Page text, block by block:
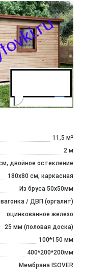
11,5 м²
2 м
двойное остекление
180х80 см, каркасная
Из бруса 50x50мм
вагонка / ДВП (оргалит)
оцинкованное железо
25 мм (половая доска)
100*150 мм
400*200*200мм
Мембрана ISOVER